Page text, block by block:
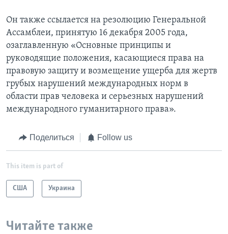
Он также ссылается на резолюцию Генеральной
Ассамблеи, принятую 16 декабря 2005 года,
озаглавленную «Основные принципы и
руководящие положения, касающиеся права на
правовую защиту и возмещение ущерба для жертв
грубых нарушений международных норм в
области прав человека и серьезных нарушений
международного гуманитарного права».
Поделиться Follow us
This item is part of
США Украина
Читайте также